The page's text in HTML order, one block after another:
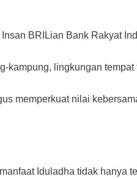
BRILian Bank Rakyat
kampung, lingkungan
memperkuat nilai
Iduladha tidak hanya